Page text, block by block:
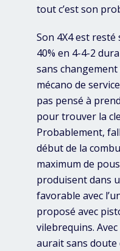
tout c’est son
Son 4X4 est
40% en 4-4-2
sans changement
mécano de
pas pensé à
pour trouver la
Probablement,
début de la
maximum de
produisent dans
favorable avec
proposé avec
vilebrequins.
aurait sans doute